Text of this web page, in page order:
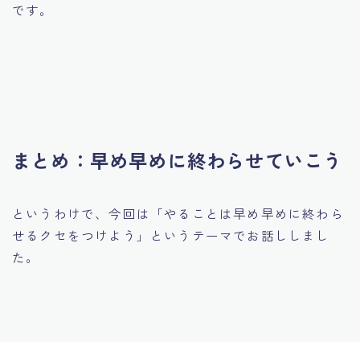
です。
まとめ：早め早めに終わらせていこう
というわけで、今回は「やることは早め早めに終わら
せるクセをつけよう」というテーマでお話ししまし
た。